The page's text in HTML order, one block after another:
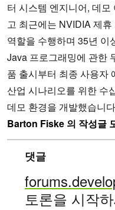
터 시스템 엔지니어, 데
고 최근에는 NVIDIA 제
역할을 수행하며 35년 이
Java 프로그래밍에 관한
품 출시부터 최종 사용자
산업 시나리오를 위한 수
데모 환경을 개발했습니
Barton Fiske 의 작성글
댓글
토론을 시작